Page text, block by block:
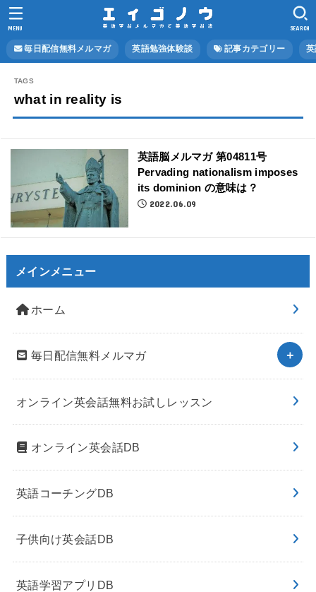
毎日配信無料メルマガ 英語勉強体験談 記事カテゴリー
SEARCH
MENU
what in reality is
英語脳メルマガ 第04811号
Pervading nationalism imposes
its dominion の意味は？
2022.06.09
メインメニュー
ホーム
毎日配信無料メルマガ
オンライン英会話無料お試しレッスン
オンライン英会話DB
英語コーチングDB
子供向け英会話DB
英語学習アプリDB